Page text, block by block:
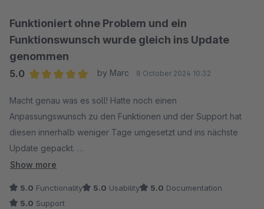
Funktioniert ohne Problem und ein
Funktionswunsch wurde gleich ins Update
genommen
5.0
by Marc 8 October 2024 10:32
Macht genau was es soll! Hatte noch einen
Anpassungswunsch zu den Funktionen und der Support hat
diesen innerhalb weniger Tage umgesetzt und ins nächste
Update gepackt.
Top gemacht, danke!
Show more
5.0 Functionality 5.0 Usability 5.0 Documentation
5.0 Support